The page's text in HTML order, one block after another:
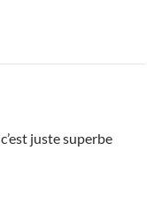
juste superbe